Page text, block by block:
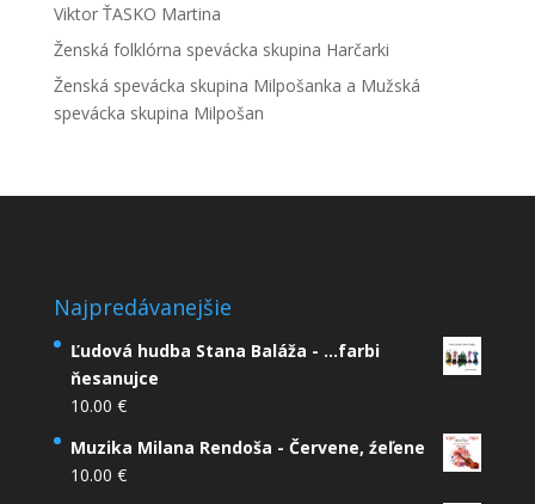
Viktor ŤASKO Martina
Ženská folklórna spevácka skupina Harčarki
Ženská spevácka skupina Milpošanka a Mužská
spevácka skupina Milpošan
Najpredávanejšie
Ľudová hudba Stana Baláža - ...farbi
ňesanujce
10.00 €
Muzika Milana Rendoša - Červene, źeľene
10.00 €